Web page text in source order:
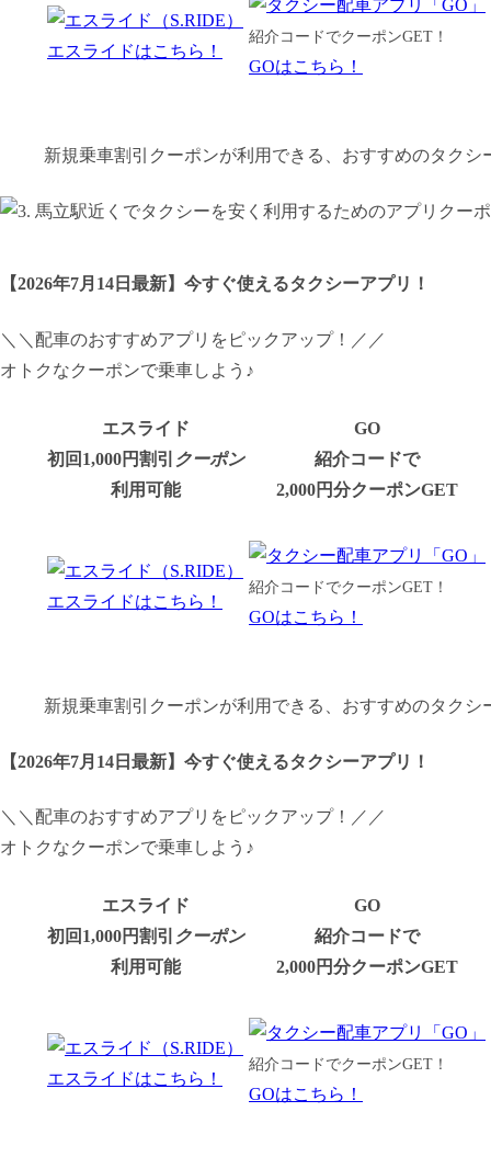
エスライドはこちら！
紹介コードでクーポンGET！
GOはこちら！
新規乗車割引クーポンが利用できる、おすすめのタクシ
【2026年7月14日最新】 今すぐ使えるタクシーアプリ！
＼＼配車のおすすめアプリをピックアップ！／／
オトクなクーポンで乗車しよう♪
エスライド
初回1,000円割引 クーポン
利用可能
GO
紹介コードで
2,000円分クーポンGET
エスライドはこちら！
紹介コードでクーポンGET！
GOはこちら！
新規乗車割引クーポンが利用できる、おすすめのタクシ
【2026年7月14日最新】 今すぐ使えるタクシーアプリ！
＼＼配車のおすすめアプリをピックアップ！／／
オトクなクーポンで乗車しよう♪
エスライド
初回1,000円割引 クーポン
利用可能
GO
紹介コードで
2,000円分クーポンGET
エスライドはこちら！
紹介コードでクーポンGET！
GOはこちら！